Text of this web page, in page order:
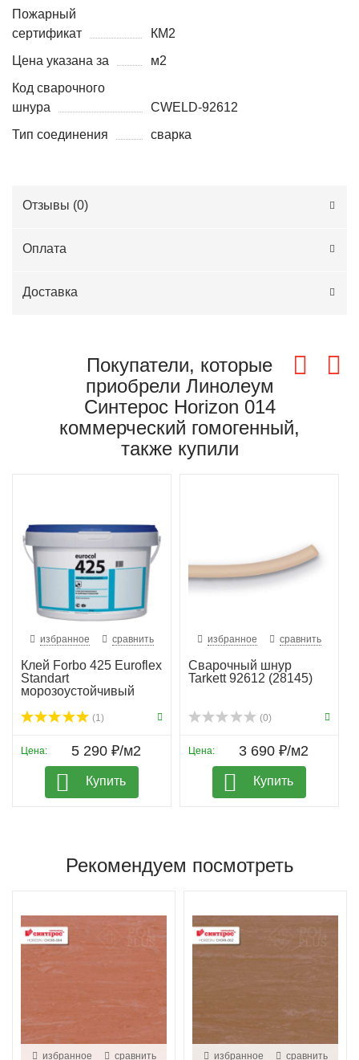
Пожарный
сертификат
КМ2
Цена указана за
м2
Код сварочного
шнура
CWELD-92612
Тип соединения
сварка
Отзывы (0)
Оплата
Доставка
Покупатели, которые
приобрели Линолеум
Синтерос Horizon 014
коммерческий гомогенный,
также купили
избранное сравнить
Клей Forbo 425 Euroflex
Standart
морозоустойчивый
(1)
Цена: 5 290 ₽/м2
Купить
избранное сравнить
Сварочный шнур
Tarkett 92612 (28145)
(0)
Цена: 3 690 ₽/м2
Купить
Рекомендуем посмотреть
избранное сравнить избранное сравнить